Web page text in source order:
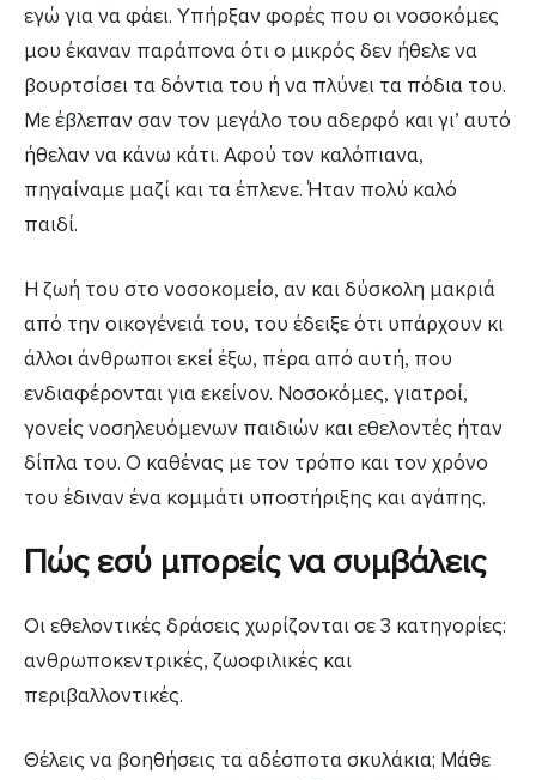
εγώ για να φάει. Υπήρξαν φορές που οι νοσοκόμες
μου έκαναν παράπονα ότι ο μικρός δεν ήθελε να
βουρτσίσει τα δόντια του ή να πλύνει τα πόδια του.
Με έβλεπαν σαν τον μεγάλο του αδερφό και γι’ αυτό
ήθελαν να κάνω κάτι. Αφού τον καλόπιανα,
πηγαίναμε μαζί και τα έπλενε. Ήταν πολύ καλό
παιδί.
Η ζωή του στο νοσοκομείο, αν και δύσκολη μακριά
από την οικογένειά του, του έδειξε ότι υπάρχουν κι
άλλοι άνθρωποι εκεί έξω, πέρα από αυτή, που
ενδιαφέρονται για εκείνον. Νοσοκόμες, γιατροί,
γονείς νοσηλευόμενων παιδιών και εθελοντές ήταν
δίπλα του. Ο καθένας με τον τρόπο και τον χρόνο
του έδιναν ένα κομμάτι υποστήριξης και αγάπης.
Πώς εσύ μπορείς να συμβάλεις
Οι εθελοντικές δράσεις χωρίζονται σε 3 κατηγορίες:
ανθρωποκεντρικές, ζωοφιλικές και
περιβαλλοντικές.
Θέλεις να βοηθήσεις τα αδέσποτα σκυλάκια; Μάθε